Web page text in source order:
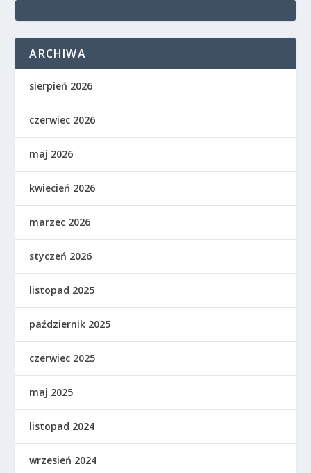
ARCHIWA
sierpień 2026
czerwiec 2026
maj 2026
kwiecień 2026
marzec 2026
styczeń 2026
listopad 2025
październik 2025
czerwiec 2025
maj 2025
listopad 2024
wrzesień 2024